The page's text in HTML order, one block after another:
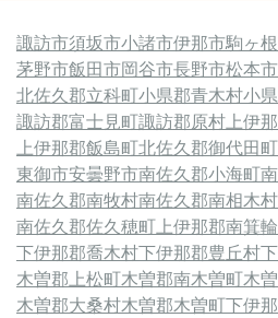
諏訪市須坂市小諸市伊那市駒ヶ
茅野市飯田市岡谷市長野市松本市
北佐久郡立科町小県郡青木村小
諏訪郡富士見町諏訪郡原村上伊
上伊那郡飯島町北佐久郡御代田町
東御市安曇野市南佐久郡小海町
南佐久郡南牧村南佐久郡南相木村
南佐久郡佐久穂町上伊那郡南箕
下伊那郡喬木村下伊那郡豊丘村
木曽郡上松町木曽郡南木曽町木
木曽郡大桑村木曽郡木曽町下伊